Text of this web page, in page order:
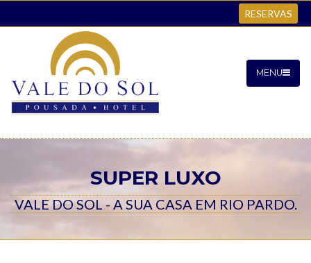
RESERVAS
MENU
SUPER LUXO
VALE DO SOL - A SUA CASA EM RIO PARDO.